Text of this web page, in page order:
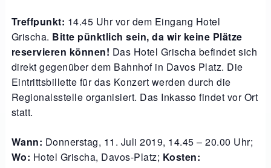
Treffpunkt: 14.45 Uhr vor dem Eingang Hotel
Grischa. Bitte pünktlich sein, da wir keine Plätze
reservieren können! Das Hotel Grischa befindet sich
direkt gegenüber dem Bahnhof in Davos Platz. Die
Eintrittsbillette für das Konzert werden durch die
Regionalsstelle organisiert. Das Inkasso findet vor Ort
statt.
Wann: Donnerstag, 11. Juli 2019, 14.45 – 20.00 Uhr;
Wo: Hotel Grischa, Davos-Platz; Kosten: